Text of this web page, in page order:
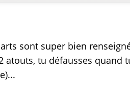
sont super bien
tu défausses quand